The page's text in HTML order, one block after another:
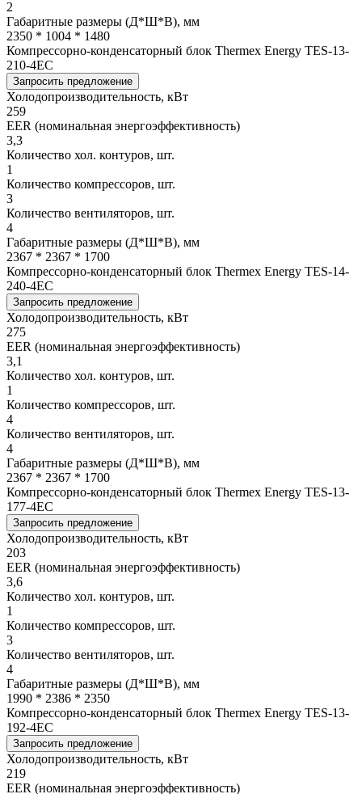
2
Габаритные размеры (Д*Ш*В), мм
2350 * 1004 * 1480
Компрессорно-конденсаторный блок Thermex Energy TES-13-
210-4EC
Запросить предложение
Холодопроизводительность, кВт
259
EER (номинальная энергоэффективность)
3,3
Количество хол. контуров, шт.
1
Количество компрессоров, шт.
3
Количество вентиляторов, шт.
4
Габаритные размеры (Д*Ш*В), мм
2367 * 2367 * 1700
Компрессорно-конденсаторный блок Thermex Energy TES-14-
240-4EC
Запросить предложение
Холодопроизводительность, кВт
275
EER (номинальная энергоэффективность)
3,1
Количество хол. контуров, шт.
1
Количество компрессоров, шт.
4
Количество вентиляторов, шт.
4
Габаритные размеры (Д*Ш*В), мм
2367 * 2367 * 1700
Компрессорно-конденсаторный блок Thermex Energy TES-13-
177-4EC
Запросить предложение
Холодопроизводительность, кВт
203
EER (номинальная энергоэффективность)
3,6
Количество хол. контуров, шт.
1
Количество компрессоров, шт.
3
Количество вентиляторов, шт.
4
Габаритные размеры (Д*Ш*В), мм
1990 * 2386 * 2350
Компрессорно-конденсаторный блок Thermex Energy TES-13-
192-4EC
Запросить предложение
Холодопроизводительность, кВт
219
EER (номинальная энергоэффективность)